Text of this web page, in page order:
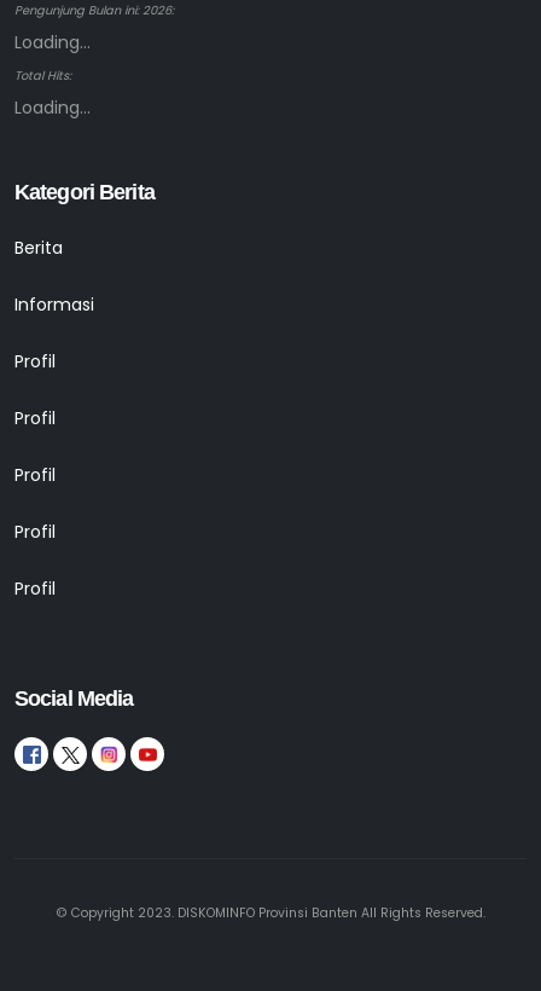
Pengunjung Bulan ini: 2026:
Loading...
Total Hits:
Loading...
Kategori Berita
Berita
Informasi
Profil
Profil
Profil
Profil
Profil
Social Media
© Copyright 2023. DISKOMINFO Provinsi Banten All Rights Reserved.